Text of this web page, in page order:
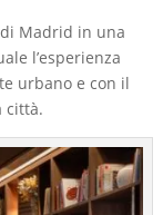
Madrid in una
l’esperienza
urbano e con il
città.